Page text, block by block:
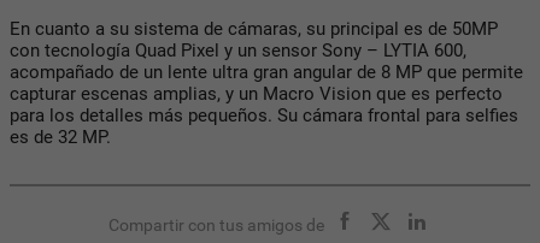
En cuanto a su sistema de cámaras, su principal es de 50MP
con tecnología Quad Pixel y un sensor Sony – LYTIA 600,
acompañado de un lente ultra gran angular de 8 MP que permite
capturar escenas amplias, y un Macro Vision que es perfecto
para los detalles más pequeños. Su cámara frontal para selfies
es de 32 MP.
Compartir con tus amigos de